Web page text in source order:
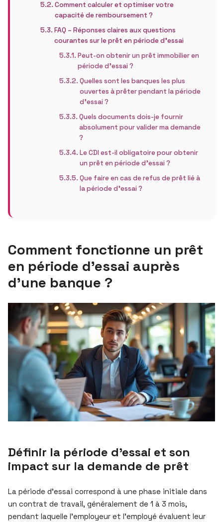
Comment calculer et optimiser votre
capacité de remboursement ?
FAQ – Réponses claires aux questions
courantes sur le prêt en période d’essai
Peut-on obtenir un prêt immobilier en
période d’essai ?
Quelles sont les banques les plus
ouvertes à prêter pendant la période
d’essai ?
Quels documents dois-je fournir
absolument pour valider ma demande
?
Le CDI est-il obligatoire pour obtenir
un prêt en période d’essai ?
Que faire en cas de refus de prêt lié à
la période d’essai ?
Comment fonctionne un prêt
en période d’essai auprès
d’une banque ?
Définir la période d’essai et son
impact sur la demande de prêt
La période d’essai correspond à une phase initiale dans
un contrat de travail, généralement de 1 à 3 mois,
pendant laquelle l’employeur et l’employé évaluent leur